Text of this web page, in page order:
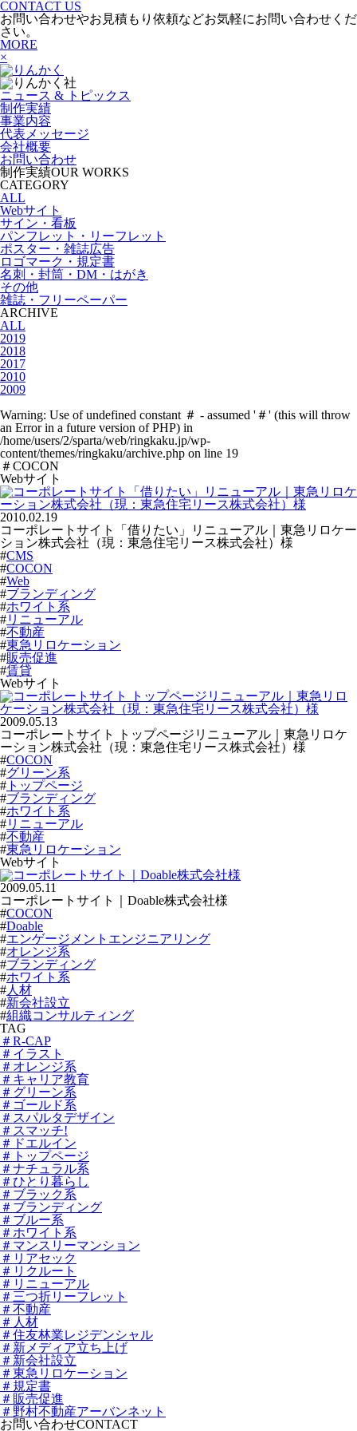
CONTACT US
お問い合わせやお見積もり依頼などお気軽にお問い合わせくだ
さい。
MORE
×
ニュース & トピックス
制作実績
事業内容
代表メッセージ
会社概要
お問い合わせ
制作実績OUR WORKS
CATEGORY
ALL
Webサイト
サイン・看板
パンフレット・リーフレット
ポスター・雑誌広告
ロゴマーク・規定書
名刺・封筒・DM・はがき
その他
雑誌・フリーペーパー
ARCHIVE
ALL
2019
2018
2017
2010
2009
Warning: Use of undefined constant ＃ - assumed '＃' (this will throw
an Error in a future version of PHP) in
/home/users/2/sparta/web/ringkaku.jp/wp-
content/themes/ringkaku/archive.php on line 19
＃COCON
Webサイト
2010.02.19
コーポレートサイト「借りたい」リニューアル｜東急リロケー
ション株式会社（現：東急住宅リース株式会社）様
#CMS
#COCON
#Web
#ブランディング
#ホワイト系
#リニューアル
#不動産
#東急リロケーション
#販売促進
#賃貸
Webサイト
2009.05.13
コーポレートサイト トップページリニューアル｜東急リロケ
ーション株式会社（現：東急住宅リース株式会社）様
#COCON
#グリーン系
# トップページ
#ブランディング
#ホワイト系
#リニューアル
#不動産
#東急リロケーション
Webサイト
2009.05.11
コーポレートサイト｜Doable株式会社様
#COCON
#Doable
#エンゲージメントエンジニアリング
#オレンジ系
#ブランディング
#ホワイト系
#人材
#新会社設立
#組織コンサルティング
TAG
＃R-CAP
＃イラスト
＃オレンジ系
＃キャリア教育
＃グリーン系
＃ゴールド系
＃スパルタデザイン
＃スマッチ!
＃ドエルイン
＃トップページ
＃ナチュラル系
＃ひとり暮らし
＃ブラック系
＃ブランディング
＃ブルー系
＃ホワイト系
＃マンスリーマンション
＃リアセック
＃リクルート
＃リニューアル
＃三つ折リーフレット
＃不動産
＃人材
＃住友林業レジデンシャル
＃新メディア立ち上げ
＃新会社設立
＃東急リロケーション
＃規定書
＃販売促進
＃野村不動産アーバンネット
お問い合わせCONTACT